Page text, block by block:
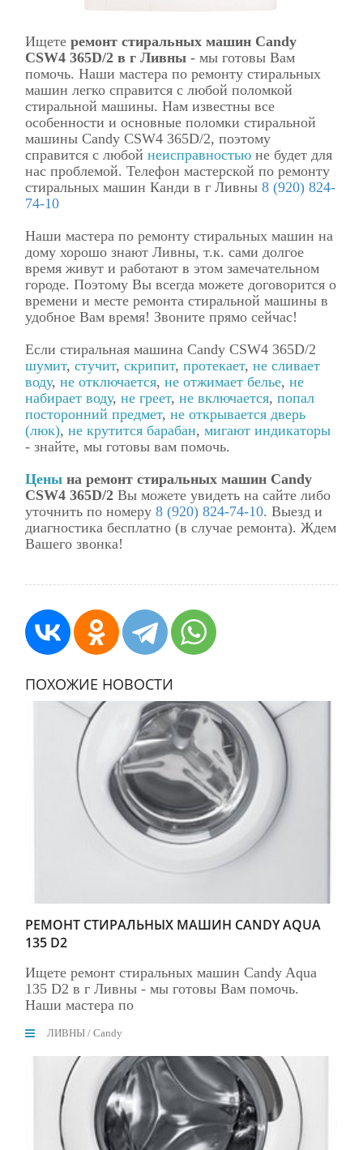
Ищетеремонт стиральных машин Candy
CSW4 365D/2 в г Ливны - мы готовы Вам
помочь. Наши мастера по ремонту стиральных
машин легко справится с любой поломкой
стиральной машины. Нам известны все
особенности и основные поломки стиральной
машины Candy CSW4 365D/2, поэтому
справится с любойнеисправностью не будет для
нас проблемой. Телефон мастерской по ремонту
стиральных машин Канди в г Ливны8 (920) 824-
74-10
Наши мастера по ремонту стиральных машин на
дому хорошо знают Ливны, т.к. сами долгое
время живут и работают в этом замечательном
городе. Поэтому Вы всегда можете договорится о
времени и месте ремонта стиральной машины в
удобное Вам время! Звоните прямо сейчас!
Если стиральная машина Candy CSW4 365D/2
шумит,стучит,скрипит,протекает,не сливает
воду,не отключается,не отжимает белье,не
набирает воду,не греет,не включается,попал
посторонний предмет,не открывается дверь
(люк),не крутится барабан,мигают индикаторы
- знайте, мы готовы вам помочь.
Цены на ремонт стиральных машин Candy
CSW4 365D/2 Вы можете увидеть на сайте либо
уточнить по номеру8 (920) 824-74-10. Выезд и
диагностика бесплатно (в случае ремонта). Ждем
Вашего звонка!
ПОХОЖИЕ НОВОСТИ
РЕМОНТ СТИРАЛЬНЫХ МАШИН CANDY AQUA
135 D2
Ищете ремонт стиральных машин Candy Aqua
135 D2 в г Ливны - мы готовы Вам помочь.
Наши мастера по
ЛИВНЫ /Candy